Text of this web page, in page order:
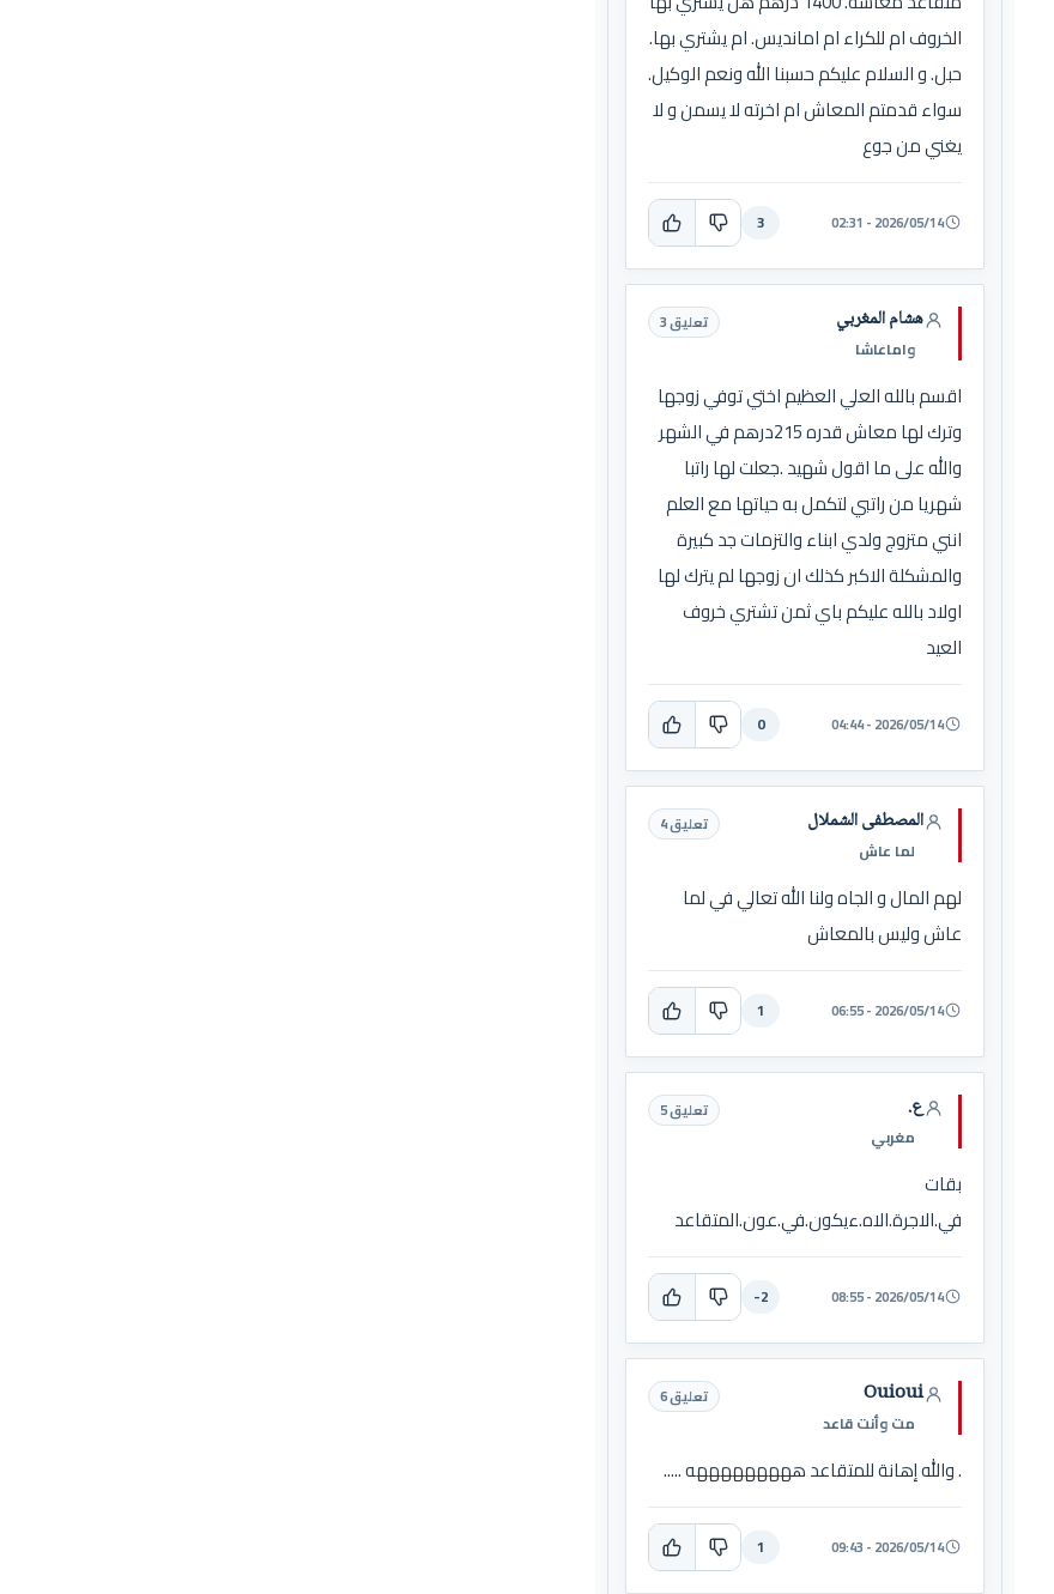
الخروف ام للكراء ام امانديس. ام يشتري بها.
حبل. و السلام عليكم حسبنا الله ونعم الوكيل.
سواء قدمتم المعاش ام اخرته لا يسمن و لا
يغني من جوع
2026/05/14 - 02:31
3
هشام المغربي
واماعاشا
تعليق 3
اقسم بالله العلي العظيم اختي توفي زوجها
وترك لها معاش قدره 215درهم في الشهر
والله على ما اقول شهيد .جعلت لها راتبا
شهريا من راتبي لتكمل به حياتها مع العلم
انني متزوج ولدي ابناء والتزمات جد كبيرة
والمشكلة الاكبر كذلك ان زوجها لم يترك لها
اولاد بالله عليكم باي ثمن تشتري خروف
العيد
2026/05/14 - 04:44
0
المصطفى الشملال
لما عاش
تعليق 4
لهم المال و الجاه ولنا الله تعالي في لما
عاش وليس بالمعاش
2026/05/14 - 06:55
1
ع.
مغربي
تعليق 5
بقات
في.الاجرة.الاه.ءيكون.في.عون.المتقاعد
2026/05/14 - 08:55
-2
Ouioui
مت وأنت قاعد
تعليق 6
. والله إهانة للمتقاعد هههههههههه .....
2026/05/14 - 09:43
1